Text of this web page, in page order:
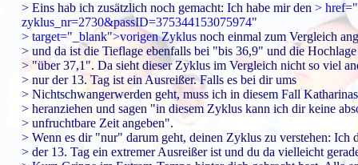
> Eins hab ich zusätzlich noch gemacht: Ich habe mir den >
zyklus_nr=2730&passID=375344153075974"
> target="_blank">vorigen Zyklus noch einmal zum Vergleich
> und da ist die Tieflage ebenfalls bei "bis 36,9" und die
> "über 37,1". Da sieht dieser Zyklus im Vergleich nicht so viel
> nur der 13. Tag ist ein Ausreißer. Falls es bei dir ums
> Nichtschwangerwerden geht, muss ich in diesem Fall
> heranziehen und sagen "in diesem Zyklus kann ich dir keine
> unfruchtbare Zeit angeben".
> Wenn es dir "nur" darum geht, deinen Zyklus zu verstehen: Ich
> der 13. Tag ein extremer Ausreißer ist und du da vielleicht